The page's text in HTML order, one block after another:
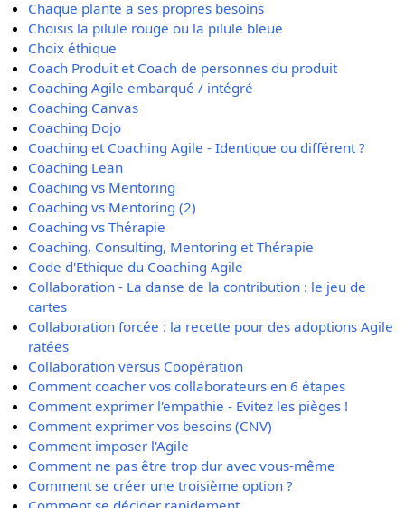
Chaque plante a ses propres besoins
Choisis la pilule rouge ou la pilule bleue
Choix éthique
Coach Produit et Coach de personnes du produit
Coaching Agile embarqué / intégré
Coaching Canvas
Coaching Dojo
Coaching et Coaching Agile - Identique ou différent ?
Coaching Lean
Coaching vs Mentoring
Coaching vs Mentoring (2)
Coaching vs Thérapie
Coaching, Consulting, Mentoring et Thérapie
Code d'Ethique du Coaching Agile
Collaboration - La danse de la contribution : le jeu de
cartes
Collaboration forcée : la recette pour des adoptions Agile
ratées
Collaboration versus Coopération
Comment coacher vos collaborateurs en 6 étapes
Comment exprimer l'empathie - Evitez les pièges !
Comment exprimer vos besoins (CNV)
Comment imposer l'Agile
Comment ne pas être trop dur avec vous-même
Comment se créer une troisième option ?